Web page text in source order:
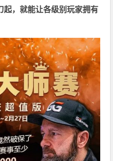
起，就能让各级别玩家拥有